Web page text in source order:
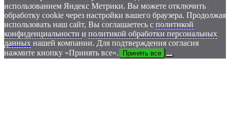
использованием Яндекс Метрики. Вы можете отключить
обработку cookie через настройки вашего браузера. Продолжая
использовать наш сайт, Вы соглашаетесь с политикой
конфиденциальности и политикой обработки персональных
данных нашей компании. Для подтверждения согласия
нажмите кнопку «Принять все».
Принять все